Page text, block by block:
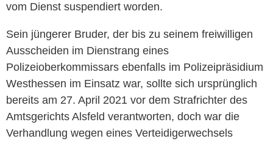
vom Dienst suspendiert worden.
Sein jüngerer Bruder, der bis zu seinem freiwilligen
Ausscheiden im Dienstrang eines
Polizeioberkommissars ebenfalls im Polizeipräsidium
Westhessen im Einsatz war, sollte sich ursprünglich
bereits am 27. April 2021 vor dem Strafrichter des
Amtsgerichts Alsfeld verantworten, doch war die
Verhandlung wegen eines Verteidigerwechsels